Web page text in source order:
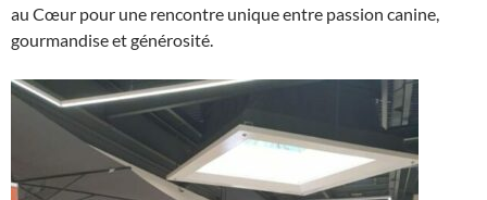
au Cœur pour une rencontre unique entre passion canine,
gourmandise et générosité.